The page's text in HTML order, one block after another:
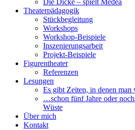
Theaterpädagogik
Stückbegleitung
Workshops
Workshop-Beispiele
Inszenierungsarbeit
Projekt-Beispiele
Figurentheater
Referenzen
Lesungen
Es gibt Zeiten, in denen man
…schon fünf Jahre oder
Wüste
Über mich
Kontakt